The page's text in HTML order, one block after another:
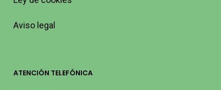
Aviso legal
ATENCIÓN TELEFÓNICA